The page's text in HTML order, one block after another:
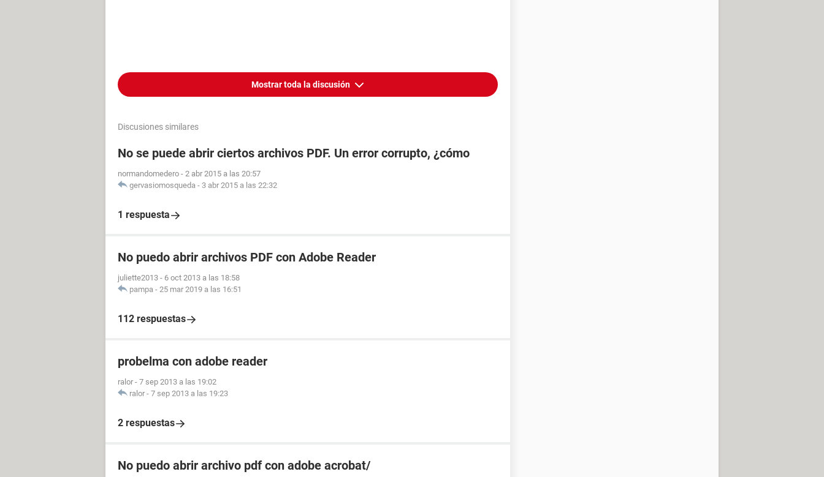
Mostrar toda la discusión
Discusiones similares
No se puede abrir ciertos archivos PDF. Un error corrupto, ¿cómo
normandomedero - 2 abr 2015 a las 20:57
gervasiomosqueda - 3 abr 2015 a las 22:32
1 respuesta
No puedo abrir archivos PDF con Adobe Reader
juliette2013 - 6 oct 2013 a las 18:58
pampa - 25 mar 2019 a las 16:51
112 respuestas
probelma con adobe reader
ralor - 7 sep 2013 a las 19:02
ralor - 7 sep 2013 a las 19:23
2 respuestas
No puedo abrir archivo pdf con adobe acrobat/